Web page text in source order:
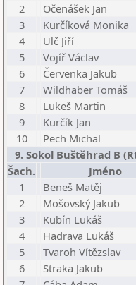
2
Očenášek Jan
3
Kurčíková Monika
4
Ulč Jiří
5
Vojíř Václav
6
Červenka Jakub
7
Wildhaber Tomáš
8
Lukeš Martin
9
Kurčík Jan
10
Pech Michal
9. Sokol Buštěhrad B
Šach.
Jméno
1
Beneš Matěj
2
Mošovský Jakub
3
Kubín Lukáš
4
Hadrava Lukáš
5
Tvaroh Vítězslav
6
Straka Jakub